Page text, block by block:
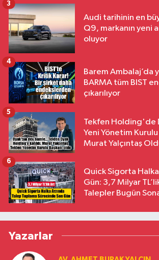
Audi tarihinin en
Q9, markanın yeni
oluyor
3
Barem Ambalaj’da
BARMA tüm BIST
çıkarılıyor
4
Tekfen Holding'de
Yeni Yönetim Kurulu
Murat Yalçıntaş
5
Quick Sigorta Halka
Gün: 3,7 Milyar
Talepler Bugün
6
Yazarlar